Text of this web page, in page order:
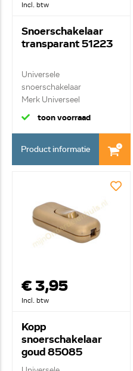
Incl. btw
Snoerschakelaar
transparant 51223
Universele
snoerschakelaar
Merk Universeel
Snoerschakelaar...
toon voorraad
Product informatie
€ 3,95
Incl. btw
Kopp
snoerschakelaar
goud 85085